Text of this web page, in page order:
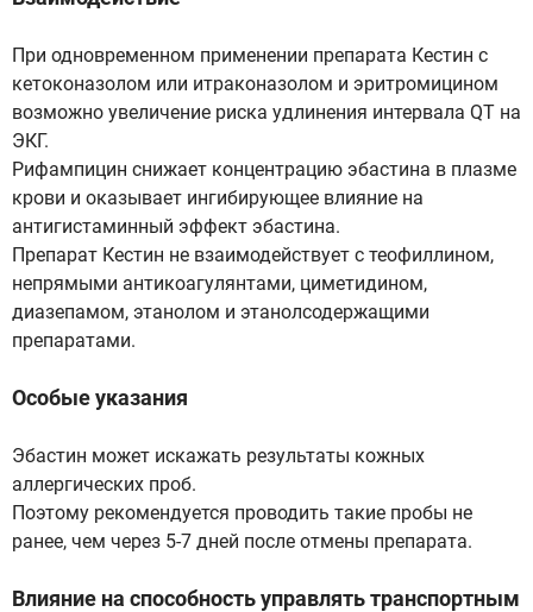
При одновременном применении препарата Кестин с
кетоконазолом или итраконазолом и эритромицином
возможно увеличение риска удлинения интервала QT на
ЭКГ.
Рифампицин снижает концентрацию эбастина в плазме
крови и оказывает ингибирующее влияние на
антигистаминный эффект эбастина.
Препарат Кестин не взаимодействует с теофиллином,
непрямыми антикоагулянтами, циметидином,
диазепамом, этанолом и этанолсодержащими
препаратами.
Особые указания
Эбастин может искажать результаты кожных
аллергических проб.
Поэтому рекомендуется проводить такие пробы не
ранее, чем через 5-7 дней после отмены препарата.
Влияние на способность управлять транспортным